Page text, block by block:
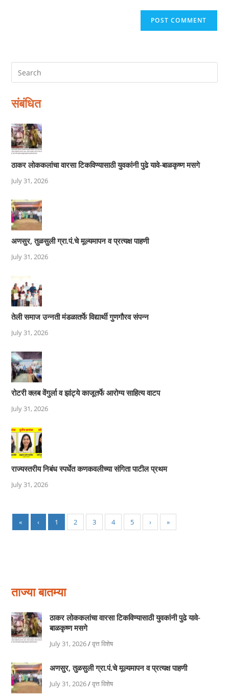
संबंधित
ठाकर लोककलांचा वारसा टिकविण्यासाठी युवकांनी पुढे यावे-बाळकृष्ण मसगे
July 31, 2026
अणसुर, तुळसुली ग्रा.पं.चे मूल्यमापन व प्रत्यक्ष पाहणी
July 31, 2026
तेली समाज उन्नती मंडळातर्फे विद्यार्थी गुणगौरव संपन्न
July 31, 2026
रोटरी क्लब वेंगुर्ला व झांट्ये काजूतर्फे आरोग्य साहित्य वाटप
July 31, 2026
राज्यस्तरीय निबंध स्पर्धेत कणकवलीच्या संगिता पाटील प्रथम
July 31, 2026
« ‹ 1 2 3 4 5 › »
ताज्या बातम्या
ठाकर लोककलांचा वारसा टिकविण्यासाठी युवकांनी पुढे यावे-
बाळकृष्ण मसगे
July 31, 2026/वृत्त विशेष
अणसुर, तुळसुली ग्रा.पं.चे मूल्यमापन व प्रत्यक्ष पाहणी
July 31, 2026/वृत्त विशेष